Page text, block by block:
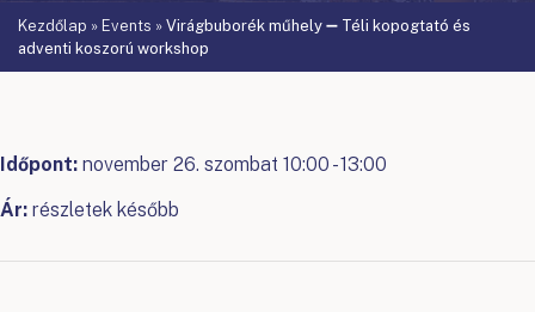
Kezdőlap » Events » Virágbuborék műhely ➖ Téli kopogtató és
adventi koszorú workshop
Időpont: november 26. szombat 10:00 - 13:00
Ár: részletek később